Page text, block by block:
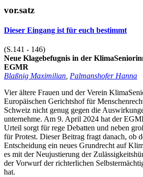
vor.satz
Dieser Eingang ist für euch bestimmt
(S.141 - 146)
Neue Klagebefugnis in der
EGMR
Blaßnig Maximilian Palmanshofer Hanna
Vier ältere Frauen und der Verein
Europäischen Gerichtshof für
Schweiz nicht genug gegen die
unternehme. Am 9. April 2024 hat der
Urteil sorgt für rege Debatten und neben
für Protest. Dieser Beitrag fragt danach, ob
Entscheidung ein neues Grundrecht auf
es mit der Neujustierung der
der Vorwurf der richterlichen
hat.